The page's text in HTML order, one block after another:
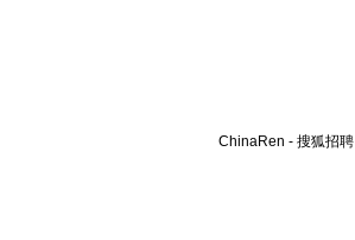
ChinaRen - 搜狐招聘